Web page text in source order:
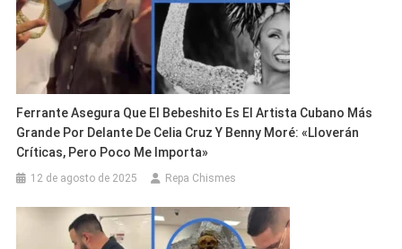
Ferrante Asegura Que El Bebeshito Es El Artista Cubano Más
Grande Por Delante De Celia Cruz Y Benny Moré: «Lloverán
Críticas, Pero Poco Me Importa»
12 de agosto de 2025 Repa Chismes